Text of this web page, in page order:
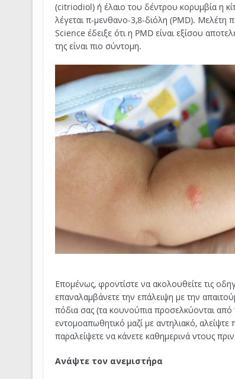
(citriodiol) ή έλαιο του δέντρου κορυμβία η
λέγεται π-μενθανο-3,8-διόλη (PMD). Μελέτη
Science έδειξε ότι η PMD είναι εξίσου
της είναι πιο σύντομη.
Επομένως, φροντίστε να ακολουθείτε τις
επαναλαμβάνετε την επάλειψη με την
πόδια σας (τα κουνούπια προσελκύονται
εντομοαπωθητικό μαζί με αντηλιακό,
παραλείψετε να κάνετε καθημερινά ντους
Ανάψτε τον ανεμιστήρα